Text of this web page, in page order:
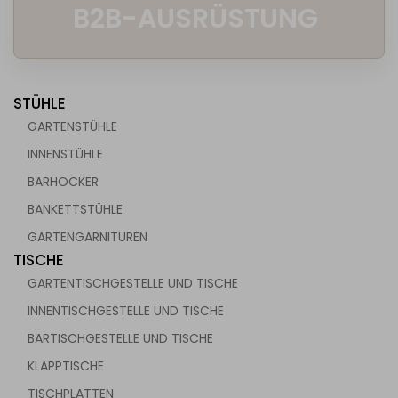
für die Gastronomie
STÜHLE
GARTENSTÜHLE
INNENSTÜHLE
BARHOCKER
BANKETTSTÜHLE
GARTENGARNITUREN
TISCHE
GARTENTISCHGESTELLE UND TISCHE
INNENTISCHGESTELLE UND TISCHE
BARTISCHGESTELLE UND TISCHE
KLAPPTISCHE
TISCHPLATTEN